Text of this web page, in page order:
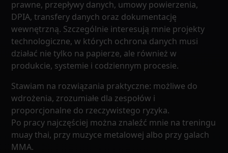
prawne, przepływy danych, umowy powierzenia,
DPIA, transfery danych oraz dokumentację
wewnętrzną. Szczególnie interesują mnie projekty
technologiczne, w których ochrona danych musi
działać nie tylko na papierze, ale również w
produkcie, systemie i codziennym procesie.
Stawiam na rozwiązania praktyczne: możliwe do
wdrożenia, zrozumiałe dla zespołów i
proporcjonalne do rzeczywistego ryzyka.
Po pracy najczęściej można znaleźć mnie na treningu
muay thai, przy muzyce metalowej albo przy galach
MMA.